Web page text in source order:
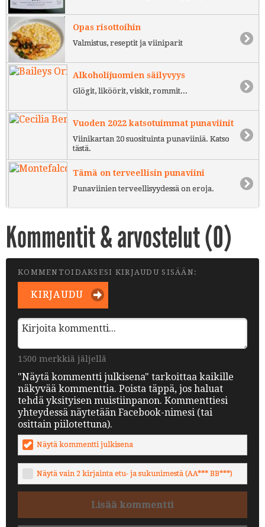
Opas risottoihin
Valmistus, reseptit ja viiniparit
Alkoholijuomien säilyvyys
Glögit, liköörit, viskit, rommit...
Vuoden 2022 katsotuimmat punaviinit
Viinikartan 20 suosituinta punaviiniä. Katso
tästä.
Tämä on terveellisin punaviini
Punaviinien terveellisyydessä on eroja.
Kommentit & arvostelut (0)
KOMMENTOIDAKSESI KIRJAUDU SISÄÄN:
KIRJAUDU
1500 merkkiä jäljellä
"Näytä kommentti julkisena" tarkoittaa kaikille
näkyvää kommenttia. Poista täppä, jos haluat
tehdä yksityisen muistiinpanon. Kommenttiesi
yhteydessä näytetään Facebook-nimesi (tai
osittain piilotettuna).
Näytä kommentti julkisena
Näytä vain 2 kirjainta etu- ja sukunimestä (AA*** BB***)
Lisää kommentti